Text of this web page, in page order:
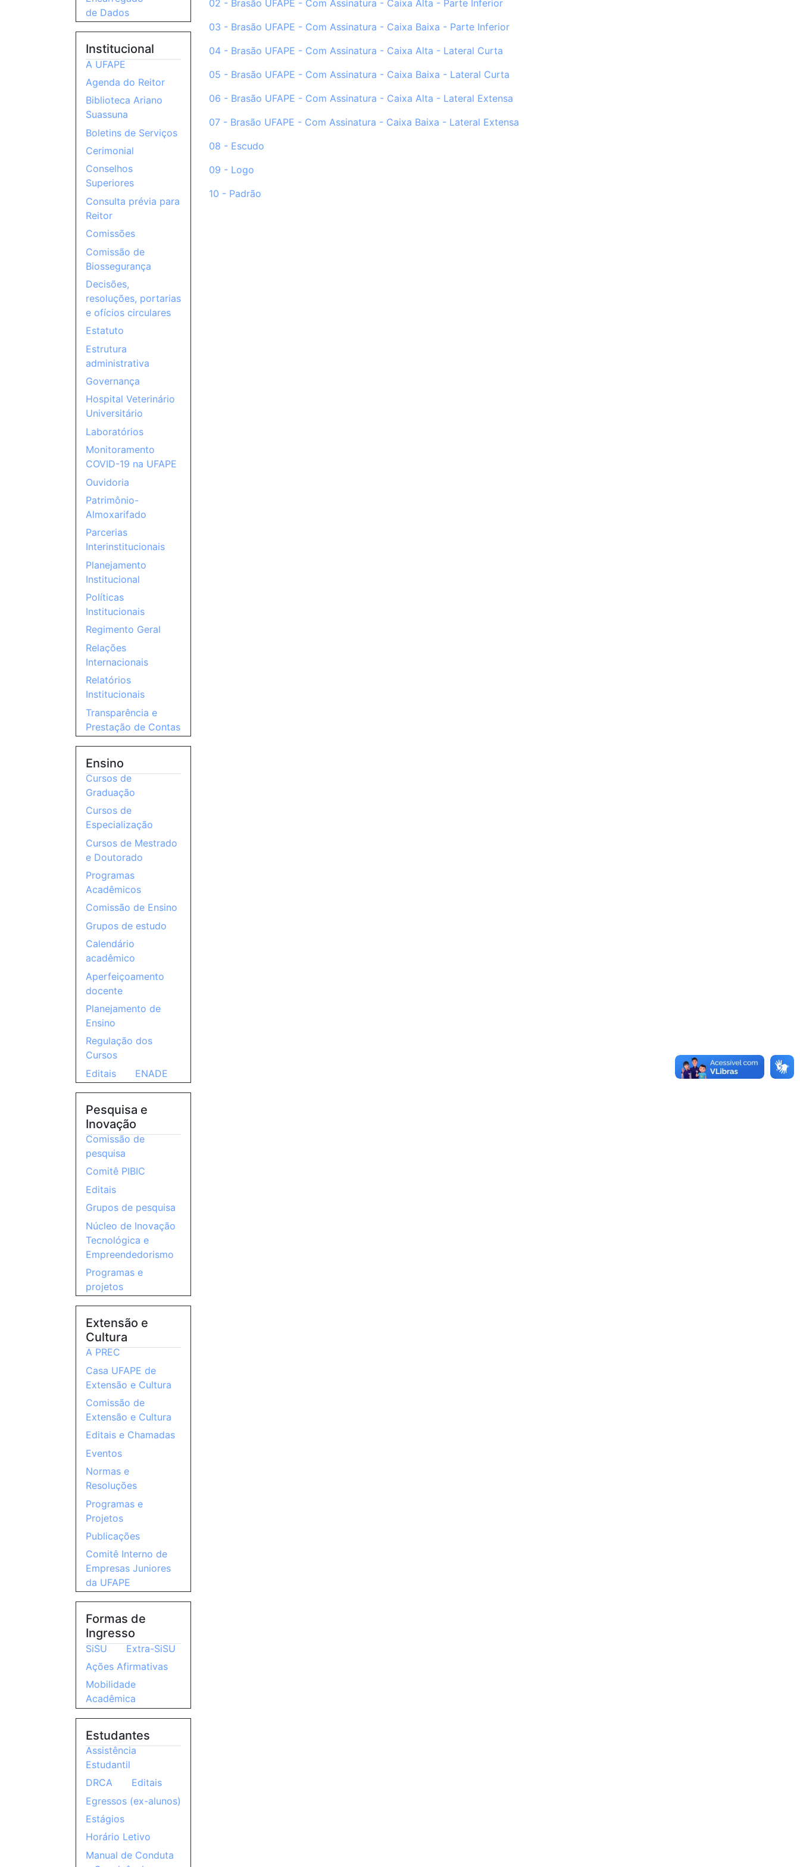
02 - Brasão UFAPE - Com Assinatura - Caixa Alta - Parte Inferior
03 - Brasão UFAPE - Com Assinatura - Caixa Baixa - Parte Inferior
04 - Brasão UFAPE - Com Assinatura - Caixa Alta - Lateral Curta
05 - Brasão UFAPE - Com Assinatura - Caixa Baixa - Lateral Curta
06 - Brasão UFAPE - Com Assinatura - Caixa Alta - Lateral Extensa
07 - Brasão UFAPE - Com Assinatura - Caixa Baixa - Lateral Extensa
08 - Escudo
09 - Logo
10 - Padrão
de Dados
Institucional
A UFAPE
Agenda do Reitor
Biblioteca Ariano
Suassuna
Boletins de Serviços
Cerimonial
Conselhos
Superiores
Consulta prévia para
Reitor
Comissões
Comissão de
Biossegurança
Decisões,
resoluções, portarias
e ofícios circulares
Estatuto
Estrutura
administrativa
Governança
Hospital Veterinário
Universitário
Laboratórios
Monitoramento
COVID-19 na UFAPE
Ouvidoria
Patrimônio-
Almoxarifado
Parcerias
Interinstitucionais
Planejamento
Institucional
Políticas
Institucionais
Regimento Geral
Relações
Internacionais
Relatórios
Institucionais
Transparência e
Prestação de Contas
Ensino
Cursos de
Graduação
Cursos de
Especialização
Cursos de Mestrado
e Doutorado
Programas
Acadêmicos
Comissão de Ensino
Grupos de estudo
Calendário
acadêmico
Aperfeiçoamento
docente
Planejamento de
Ensino
Regulação dos
Cursos
Editais
ENADE
Pesquisa e
Inovação
Comissão de
pesquisa
Comitê PIBIC
Editais
Grupos de pesquisa
Núcleo de Inovação
Tecnológica e
Empreendedorismo
Programas e
projetos
Extensão e
Cultura
A PREC
Casa UFAPE de
Extensão e Cultura
Comissão de
Extensão e Cultura
Editais e Chamadas
Eventos
Normas e
Resoluções
Programas e
Projetos
Publicações
Comitê Interno de
Empresas Juniores
da UFAPE
Formas de
Ingresso
SiSU
Extra-SiSU
Ações Afirmativas
Mobilidade
Acadêmica
Estudantes
Assistência
Estudantil
DRCA
Editais
Egressos (ex-alunos)
Estágios
Horário Letivo
Manual de Conduta